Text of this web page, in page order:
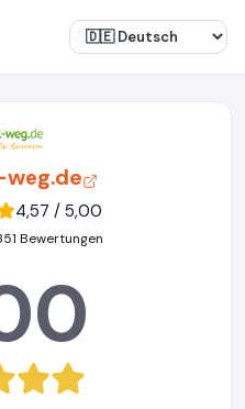
4,57 / 5,00
Bewertungen